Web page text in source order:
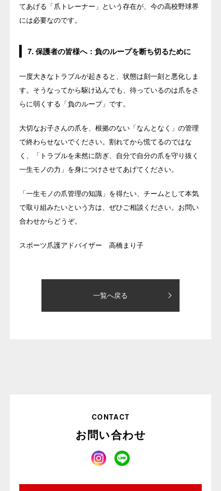
てあげる「爪トレーナー」という存在が、今の高校野球界
には必要なのです。
7. 保護者の皆様へ：負のループを断ち切るために
一度大きなトラブルが起きると、状態は刻一刻と悪化しま
す。そうなってから駆け込んでも、待っているのは爪をさ
らに弱くする「負のループ」です。
大切なお子さんの爪を、根拠のない「なんとなく」の管理
で終わらせないでください。割れてから慌てるのではな
く、「トラブルを未然に防ぎ、自分で自分の爪を守り抜く
一生モノの力」を身につけさせてあげてください。
「一生モノの爪管理の知識」を得たい、チームとして本気
で取り組みたいという方は、ぜひご相談ください。お問い
合わせからどうぞ。
スポーツ爪護アドバイザー 高橋まり子
一覧へ戻る
CONTACT
お問い合わせ